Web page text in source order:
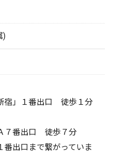
)
宿」１番出口 徒歩１分
７番出口 徒歩７分
口まで繋がっていま